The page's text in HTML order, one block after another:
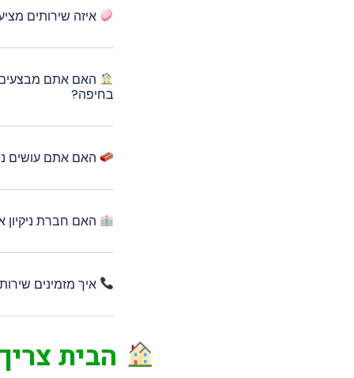
איזה שירותים
האם אתם מבצעים
בחיפה?
האם אתם עושים
האם חברת
איך מזמינים
הבית